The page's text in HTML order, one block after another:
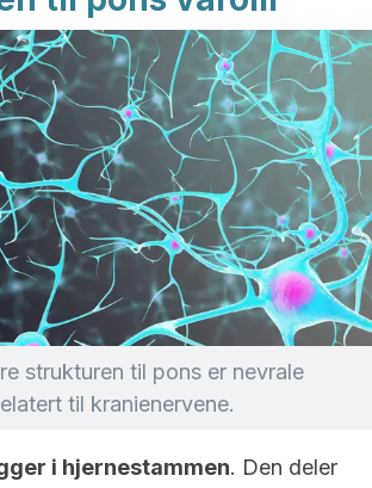
strukturen til pons er nevrale
til kranienervene.
i hjernestammen. Den deler